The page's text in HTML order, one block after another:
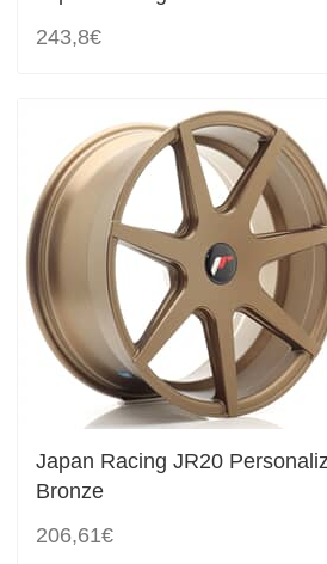
243,8€
Japan Racing JR20
Bronze
206,61€